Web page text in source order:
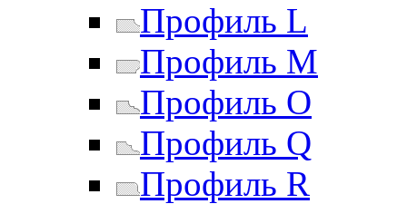
Профиль L
Профиль M
Профиль O
Профиль Q
Профиль R